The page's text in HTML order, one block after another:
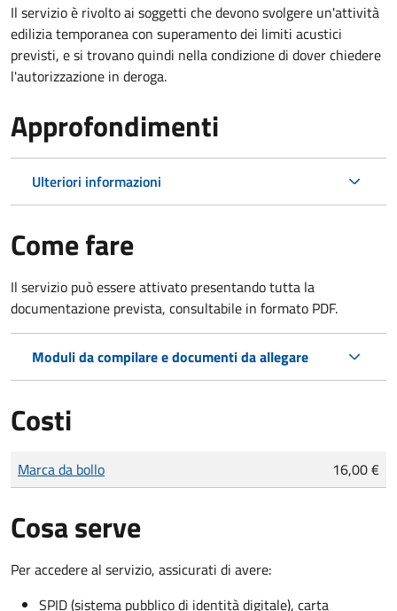
Il servizio è rivolto ai soggetti che devono svolgere un'attività
edilizia temporanea con superamento dei limiti acustici
previsti, e si trovano quindi nella condizione di dover chiedere
l'autorizzazione in deroga.
Approfondimenti
Ulteriori informazioni
Come fare
Il servizio può essere attivato presentando tutta la
documentazione prevista, consultabile in formato PDF.
Moduli da compilare e documenti da allegare
Costi
Tipo di pagamento
Importo
Marca da bollo 16,00 €
Cosa serve
Per accedere al servizio, assicurati di avere:
SPID (sistema pubblico di identità digitale), carta